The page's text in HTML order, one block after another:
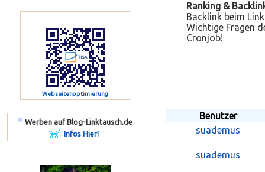
Webseitenoptimierung
º Werben auf Blog-Linktausch.de
Infos Hier!
Ranking &
Backlink beim
Wichtige Fragen
Cronjob!
Benutzer
suademus
suademus